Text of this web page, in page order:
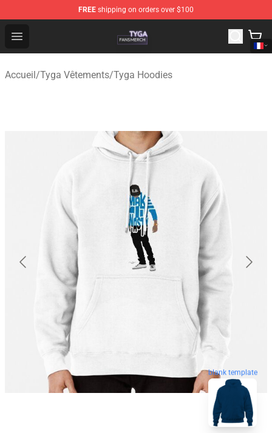
FREE shipping on orders over $100
Open menu
Tyga Shop - Official Tyga Merchandise Store
Accueil/Tyga Vêtements/Tyga Hoodies
blank template